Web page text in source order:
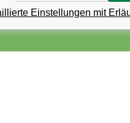
Einstellungen mit